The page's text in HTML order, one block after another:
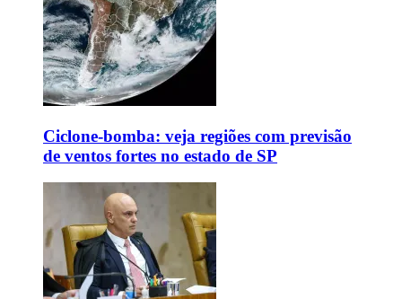
Ciclone-bomba: veja regiões com previsão
de ventos fortes no estado de SP